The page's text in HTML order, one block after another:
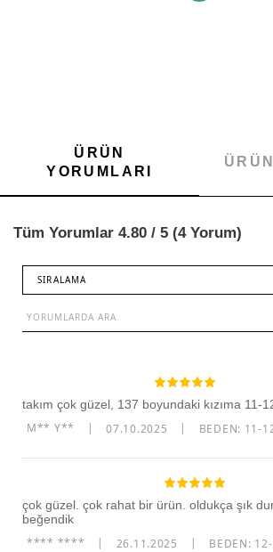
ÜRÜN
YORUMLARI
Tüm Yorumlar 4.80 / 5 (4 Yorum)
SIRALAMA
takım çok güzel, 137 boyundaki kızıma 11-
M** Y** 07.10.2025 BEDEN: 11-
çok güzel. çok rahat bir ürün. oldukça şık
beğendik
**** **** 26.11.2025 BEDEN: